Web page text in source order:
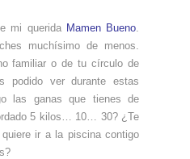
mi querida Mamen Bueno
muchísimo de menos.
familiar o de tu círculo de
podido ver durante estas
las ganas que tienes de
5 kilos… 10… 30? ¿Te
ir a la piscina contigo